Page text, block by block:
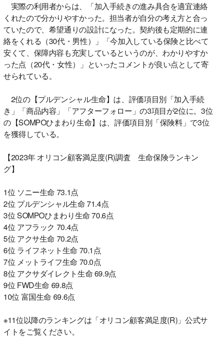
実際の利用者からは、「加入手続きの進み具合を適宜連絡
くれたので分かりやすかった。担当者が自分の考え方と合っ
ていたので、希望通りの設計になった。契約後も定期的に連
絡をくれる（30代・男性）」「今加入している保険と比べて
安くて、保障内容も充実しているというのが、わかりやすか
った点（20代・女性）」といったコメントが良い点として寄
せられている。
2位の【プルデンシャル生命】は、評価項目別「加入手続
き」「商品内容」「アフターフォロー」の3項目が2位に。3位
の【SOMPOひまわり生命】は、評価項目別「保険料」で3位
を獲得している。
【2023年 オリコン顧客満足度(R)調査 生命保険ランキン
グ】
1位 ソニー生命 73.1点
2位 プルデンシャル生命 71.4点
3位 SOMPOひまわり生命 70.6点
4位 アフラック 70.4点
5位 アクサ生命 70.2点
6位 ライフネット生命 70.1点
7位 メットライフ生命 70.0点
8位 アクサダイレクト生命 69.9点
9位 FWD生命 69.8点
10位 富国生命 69.6点
※11位以降のランキングは「オリコン顧客満足度(R)」公式サ
イトをご覧ください。